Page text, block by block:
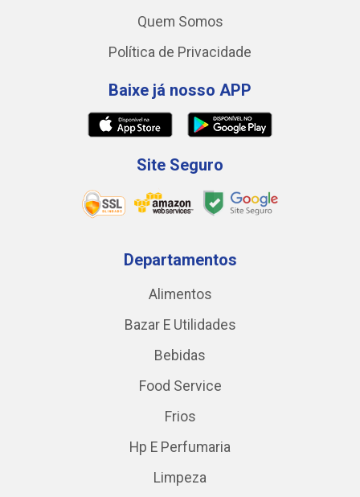
Quem Somos
Política de Privacidade
Baixe já nosso APP
Site Seguro
Departamentos
Alimentos
Bazar E Utilidades
Bebidas
Food Service
Frios
Hp E Perfumaria
Limpeza